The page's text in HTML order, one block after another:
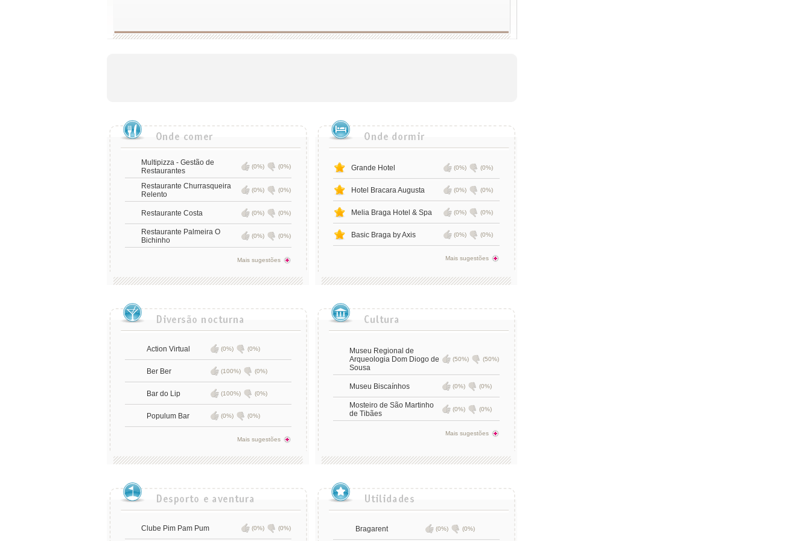
Multipizza - Gestão de
Restaurantes
(0%) (0%)
Restaurante Churrasqueira
Relento
(0%) (0%)
Restaurante Costa (0%) (0%)
Restaurante Palmeira O
Bichinho
(0%) (0%)
Mais sugestões
Grande Hotel (0%) (0%)
Hotel Bracara Augusta (0%) (0%)
Melia Braga Hotel & Spa (0%) (0%)
Basic Braga by Axis (0%) (0%)
Mais sugestões
Action Virtual (0%) (0%)
Ber Ber (100%) (0%)
Bar do Lip (100%) (0%)
Populum Bar (0%) (0%)
Mais sugestões
Museu Regional de
Arqueologia Dom Diogo de
Sousa
(50%) (50%)
Museu Biscaínhos (0%) (0%)
Mosteiro de São Martinho
de Tibães
(0%) (0%)
Mais sugestões
Clube Pim Pam Pum (0%) (0%) Bragarent (0%) (0%)